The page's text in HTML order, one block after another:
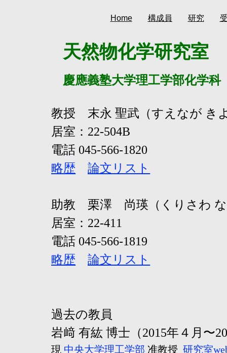
Home 構成員 研究
天然物化学研究室
慶應義塾大学理工学部化学科
教授 末永 聖武（すえなが き
居室：22-504B
電話 045-566-1820
略歴
論文リスト
助教 栗澤 尚瑛（くりさわ
居室：22-411
電話 045-566-1819
略歴
論文リスト
過去の教員
岩﨑 有紘 博士（2015年４月〜
現 中央大学理工学部 准教授研究室